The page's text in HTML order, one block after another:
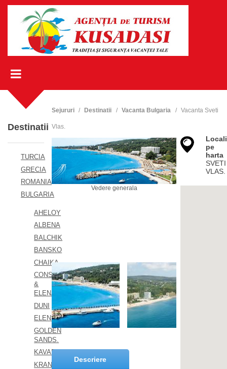
Destinatii
TURCIA
GRECIA
ROMANIA
BULGARIA
AHELOY
ALBENA
BALCHIK
BANSKO
CHAIKA
CONSTANTIN
&
ELENA
DUNI
ELENITE
GOLDEN
SANDS.
KAVARNA
KRANEVO
Sejururi Destinatii Vacanta Bulgaria Vacanta Sveti
Vlas.
Vedere generala
Descriere
pe
harta
SVETI
VLAS.